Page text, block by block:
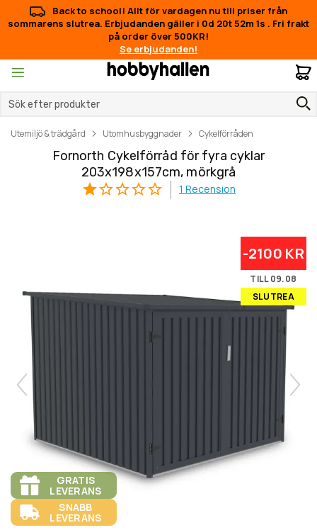
Back to school! Allt för vardagen nu till priser från
sommarens slutrea. Erbjudanden gäller i0d 20t 52m 0s. Fri
frakt på order över 500KR!
Se erbjudanden!
Utemiljö & trädgård Utomhusbyggnader Cykelförråden
Fornorth Cykelförråd för fyra cyklar
203x198x157cm, mörkgrå
1 Recension
bildgalleriet
bildgalleriet
-2100 KR
TILL 09.08
SLUTREA
GRATIS
LEVERANS
SNABB
LEVERANS